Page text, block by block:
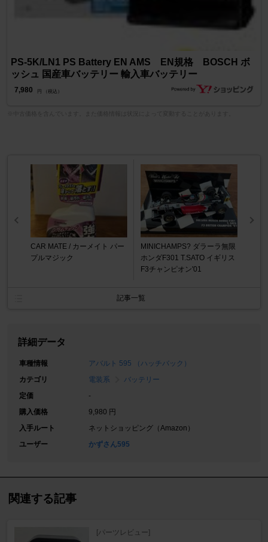
PS-5K/LN1 PS Battery EN AMS EN規格 BOSCH ボ
ッシュ 国産車バッテリー 輸入車バッテリー
7,980 円 （税込）
CAR MATE / カーメイト パー
プルマジック
MINICHAMPS? ダラーラ無限
ホンダF301 T.SATO イギリス
F3チャンピオン'01
記事一覧
詳細データ
車種情報
アバルト 595 （ハッチバック）
カテゴリ
電装系
バッテリー
定価
-
購入価格
9,980 円
入手ルート
ネットショッピング（Amazon）
ユーザー
かずさん595
関連する記事
[パーツレビュー]